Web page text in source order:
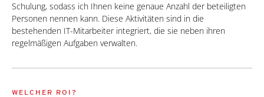
Schulung, sodass ich Ihnen keine genaue Anzahl der beteiligten
Personen nennen kann. Diese Aktivitäten sind in die
bestehenden IT-Mitarbeiter integriert, die sie neben ihren
regelmäßigen Aufgaben verwalten.
WELCHER ROI?